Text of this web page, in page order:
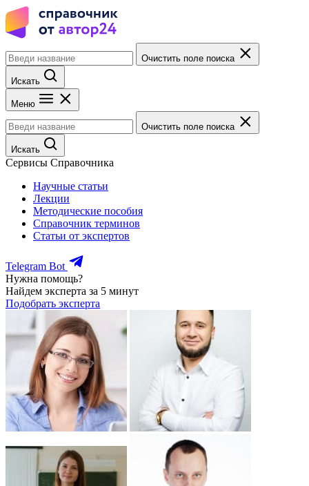
Очистить поле поиска
Искать
Меню
Очистить поле поиска
Искать
Сервисы Справочника
Научные статьи
Лекции
Методические пособия
Справочник терминов
Статьи от экспертов
Telegram Bot
Нужна помощь?
Найдем эксперта за 5 минут
Подобрать эксперта